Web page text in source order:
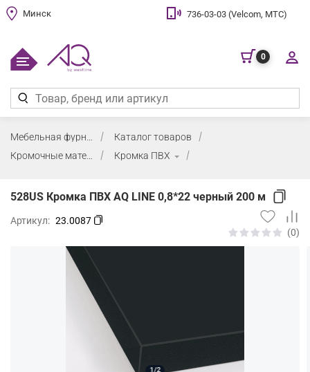
Минск 736-03-03 (Velcom, МТС)
0
Каталог товаров
Кромочные материалы и клей
Кромка ПВХ
528US Кромка ПВХ AQ LINE 0,8*22 черный 200 м
Артикул: 23.0087
(0)
1/2